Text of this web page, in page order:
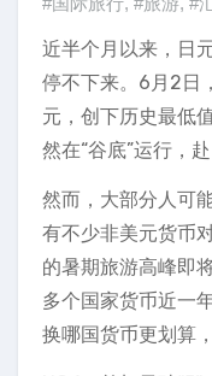
近半个月以来，日
停不下来。6月2日
元，创下历史最低
然在“谷底”运行，
然而，大部分人可
有不少非美元货币
的暑期旅游高峰即
多个国家货币近一
换哪国货币更划算